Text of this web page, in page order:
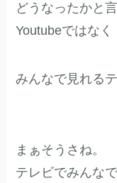
どうなったかと
Youtubeではなく
みんなで見れる
まぁそうさね。
テレビでみんな